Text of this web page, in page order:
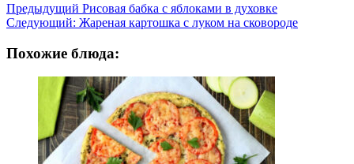
Навигация
записи
Предыдущий Рисовая бабка с яблоками в духовке
Следующий: Жареная картошка с луком на сковороде
Похожие блюда: